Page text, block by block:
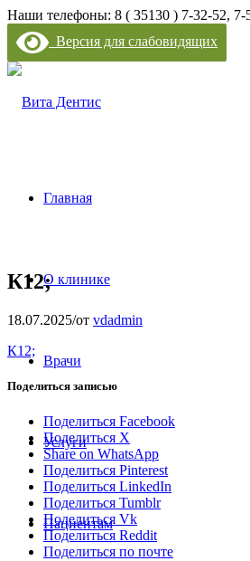
Наши телефоны: 8 ( 35130 ) 7-32-52, 7-
Версия для слабовидящих
Главная
О клинике
Врачи
Услуги
Пациентам
К12;
18.07.2025/от vdadmin
К12;
Поделиться записью
Поделиться Facebook
Поделиться X
Share on WhatsApp
Поделиться Pinterest
Поделиться LinkedIn
Поделиться Tumblr
Поделиться Vk
Поделиться Reddit
Поделиться по почте